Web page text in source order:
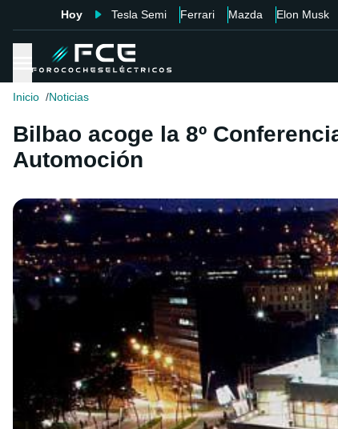
Hoy Tesla Semi Ferrari Mazda Elon Musk
Inicio Noticias
Bilbao acoge la 8º
Automoción